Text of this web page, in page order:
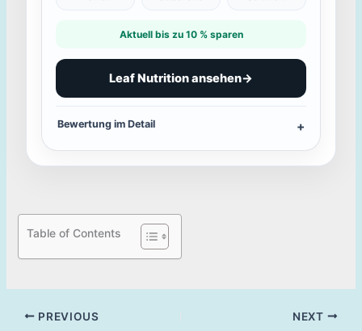
Aktuell bis zu 10 % sparen
Leaf Nutrition ansehen→
Bewertung im Detail
Table of Contents
PREVIOUS NEXT